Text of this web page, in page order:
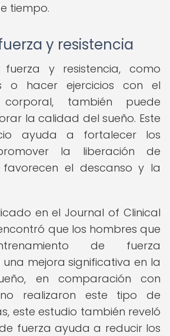
tiempo.
y resistencia
y resistencia, como
o hacer ejercicios con el
también puede
la calidad del sueño. Este
ayuda a fortalecer los
la liberación de
el descanso y la
en el Journal of Clinical
que los hombres que
de fuerza
mejora significativa en la
en comparación con
realizaron este tipo de
este estudio también reveló
fuerza ayuda a reducir los